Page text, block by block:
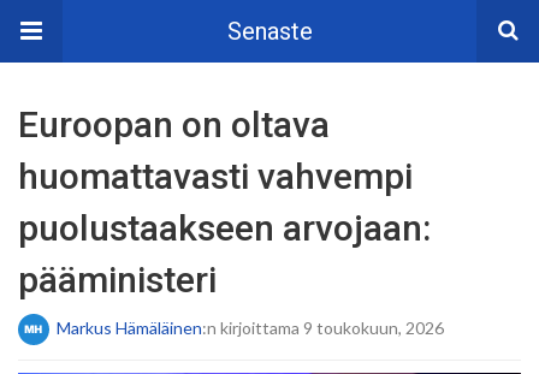
Senaste
Euroopan on oltava
huomattavasti vahvempi
puolustaakseen arvojaan:
pääministeri
Markus Hämäläinen:n kirjoittama 9 toukokuun, 2026